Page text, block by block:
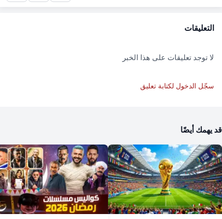
التعليقات
لا توجد تعليقات على هذا الخبر
سجّل الدخول لكتابة تعليق
قد يهمك أيضًا